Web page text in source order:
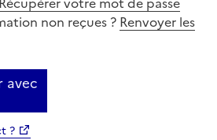
non reçues ? Renvoyer les
avec
?